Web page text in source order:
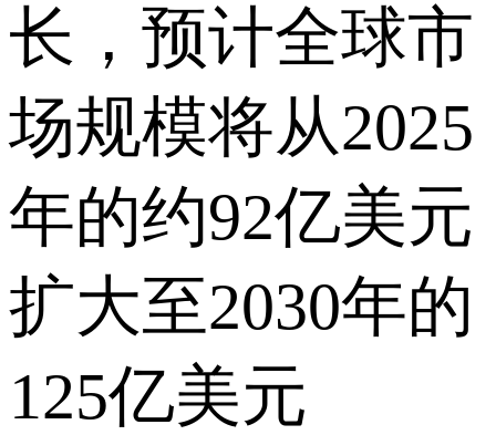
长，预计全球市
场规模将从2025
年的约92亿美元
扩大至2030年的
125亿美元